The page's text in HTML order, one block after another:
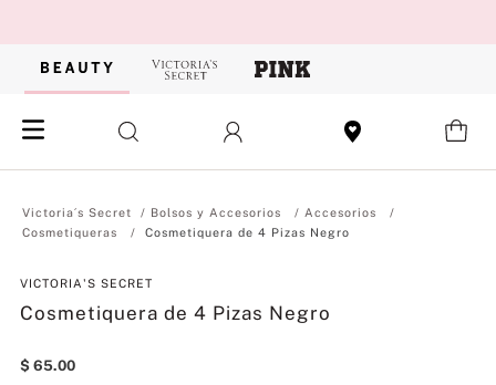
Bolsos y Accesorios
Accesorios
Cosmetiqueras
Cosmetiquera de 4 Pizas Negro
VICTORIA'S SECRET
Cosmetiquera de 4 Pizas Negro
$ 65.00